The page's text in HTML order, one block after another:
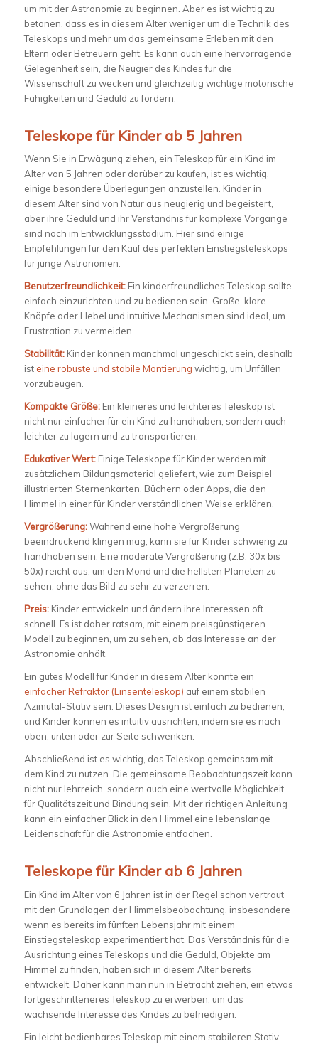
um mit der Astronomie zu beginnen. Aber es ist wichtig zu
betonen, dass es in diesem Alter weniger um die Technik des
Teleskops und mehr um das gemeinsame Erleben mit den
Eltern oder Betreuern geht. Es kann auch eine hervorragende
Gelegenheit sein, die Neugier des Kindes für die
Wissenschaft zu wecken und gleichzeitig wichtige motorische
Fähigkeiten und Geduld zu fördern.
Teleskope für Kinder ab 5 Jahren
Wenn Sie in Erwägung ziehen, ein Teleskop für ein Kind im
Alter von 5 Jahren oder darüber zu kaufen, ist es wichtig,
einige besondere Überlegungen anzustellen. Kinder in
diesem Alter sind von Natur aus neugierig und begeistert,
aber ihre Geduld und ihr Verständnis für komplexe Vorgänge
sind noch im Entwicklungsstadium. Hier sind einige
Empfehlungen für den Kauf des perfekten Einstiegsteleskops
für junge Astronomen:
Benutzerfreundlichkeit:Ein kinderfreundliches Teleskop sollte
einfach einzurichten und zu bedienen sein. Große, klare
Knöpfe oder Hebel und intuitive Mechanismen sind ideal, um
Frustration zu vermeiden.
Stabilität:Kinder können manchmal ungeschickt sein, deshalb
ist eine robuste und stabile Montierung wichtig, um Unfällen
vorzubeugen.
Kompakte Größe:Ein kleineres und leichteres Teleskop ist
nicht nur einfacher für ein Kind zu handhaben, sondern auch
leichter zu lagern und zu transportieren.
Edukativer Wert:Einige Teleskope für Kinder werden mit
zusätzlichem Bildungsmaterial geliefert, wie zum Beispiel
illustrierten Sternenkarten, Büchern oder Apps, die den
Himmel in einer für Kinder verständlichen Weise erklären.
Vergrößerung:Während eine hohe Vergrößerung
beeindruckend klingen mag, kann sie für Kinder schwierig zu
handhaben sein. Eine moderate Vergrößerung (z.B. 30x bis
50x) reicht aus, um den Mond und die hellsten Planeten zu
sehen, ohne das Bild zu sehr zu verzerren.
Preis:Kinder entwickeln und ändern ihre Interessen oft
schnell. Es ist daher ratsam, mit einem preisgünstigeren
Modell zu beginnen, um zu sehen, ob das Interesse an der
Astronomie anhält.
Ein gutes Modell für Kinder in diesem Alter könnte ein
einfacher Refraktor (Linsenteleskop) auf einem stabilen
Azimutal-Stativ sein. Dieses Design ist einfach zu bedienen,
und Kinder können es intuitiv ausrichten, indem sie es nach
oben, unten oder zur Seite schwenken.
Abschließend ist es wichtig, das Teleskop gemeinsam mit
dem Kind zu nutzen. Die gemeinsame Beobachtungszeit kann
nicht nur lehrreich, sondern auch eine wertvolle Möglichkeit
für Qualitätszeit und Bindung sein. Mit der richtigen Anleitung
kann ein einfacher Blick in den Himmel eine lebenslange
Leidenschaft für die Astronomie entfachen.
Teleskope für Kinder ab 6 Jahren
Ein Kind im Alter von 6 Jahren ist in der Regel schon vertraut
mit den Grundlagen der Himmelsbeobachtung, insbesondere
wenn es bereits im fünften Lebensjahr mit einem
Einstiegsteleskop experimentiert hat. Das Verständnis für die
Ausrichtung eines Teleskops und die Geduld, Objekte am
Himmel zu finden, haben sich in diesem Alter bereits
entwickelt. Daher kann man nun in Betracht ziehen, ein etwas
fortgeschritteneres Teleskop zu erwerben, um das
wachsende Interesse des Kindes zu befriedigen.
Ein leicht bedienbares Teleskop mit einem stabileren Stativ